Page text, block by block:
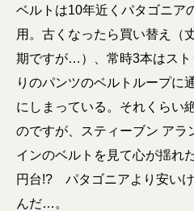
ベルトは10年近くパタゴニア
用。古くなったら買い替え（
期ですが…）、常時3本はスト
りのパンツのベルトループに
にしまっている。それくらい
のですが、スティーブン アラ
インのベルトを見て心が揺れ
円台!? パタゴニアより安い
んだ…。